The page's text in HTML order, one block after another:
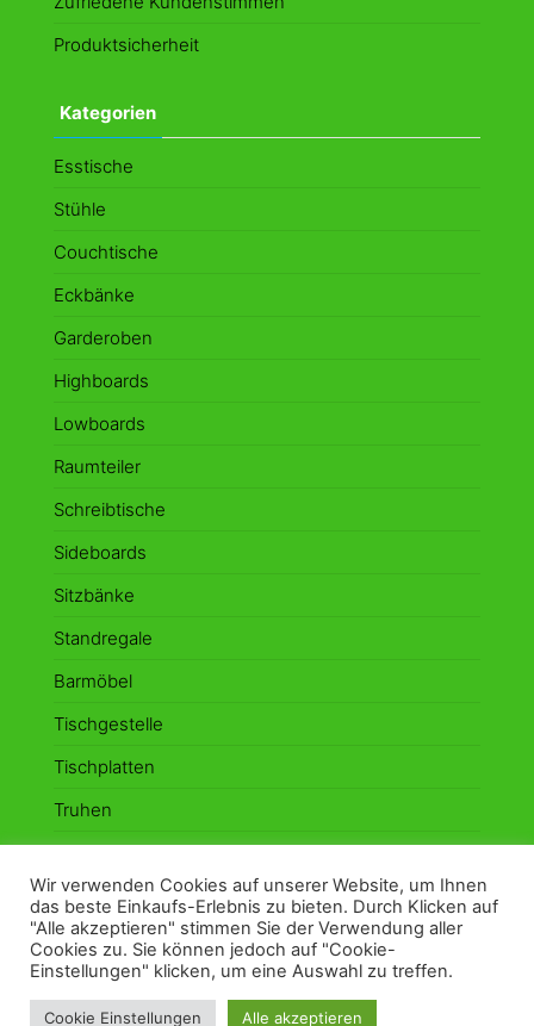
Produktsicherheit
Kategorien
Esstische
Stühle
Couchtische
Eckbänke
Garderoben
Highboards
Lowboards
Raumteiler
Schreibtische
Sideboards
Sitzbänke
Standregale
Barmöbel
Tischgestelle
Tischplatten
Truhen
Vitrinen
Wandboards
Stolz präsentiert vonWordPress |Theme:
Wir verwenden Cookies auf unserer Website, um Ihnen
das beste Einkaufs-Erlebnis zu bieten. Durch Klicken auf
"Alle akzeptieren" stimmen Sie der Verwendung aller
Cookies zu. Sie können jedoch auf "Cookie-
Einstellungen" klicken, um eine Auswahl zu treffen.
Cookie Einstellungen Alle akzeptieren